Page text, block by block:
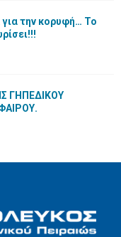
την κορυφή… Το
ΓΗΠΕΔΙΚΟΥ